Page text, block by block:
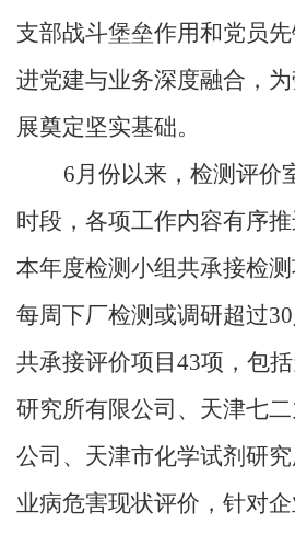
企
业
中
支部战斗堡垒作用和党员
进党建与业务深度融合，
展奠定坚实基础。
6月 份以来， 检测评价
时段，各项工作内容有序
本年度检测小组共承接检
每周下厂检测或调研超过
共承接评价项目43项，包
研究所有限公司、天津七
公司、天津市化学试剂研
业病危害现状评价 ， 针对